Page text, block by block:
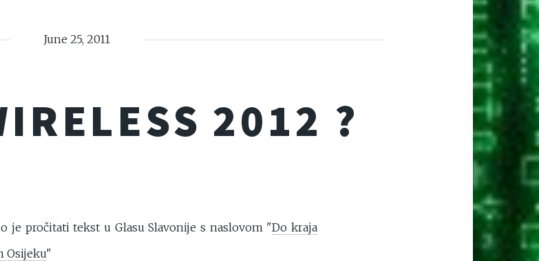
June 25, 2011
2012 ?
je pročitati tekst u Glasu Slavonije s naslovom "Do kraja
Osijeku"